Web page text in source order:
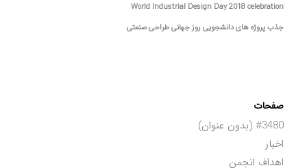
World Industrial Design Day 2018 celebration
جذب پروژه های دانشجویی روز جهانی طراحی صنعتی
صفحات
#3480 (بدون عنوان)
اخبار
اهداف انجمن